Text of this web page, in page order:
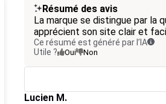
Résumé des avis
La marque se distingue par la
apprécient son site clair et
Ce résumé est généré par l’IA
Utile ?
Oui Non
Lucien M.